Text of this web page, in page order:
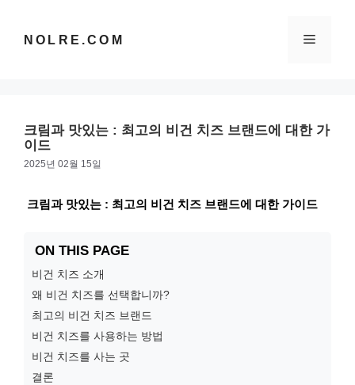
NOLRE.COM 메
크림과 맛있는 : 최고의 비건 치즈 브랜드에 대한 가
이드
2025년 02월 15일
크림과 맛있는 : 최고의 비건 치즈 브랜드에 대한 가이드
ON THIS PAGE
비건 치즈 소개
왜 비건 치즈를 선택합니까?
최고의 비건 치즈 브랜드
비건 치즈를 사용하는 방법
비건 치즈를 사는 곳
결론